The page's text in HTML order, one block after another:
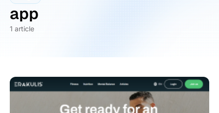
app
1 article